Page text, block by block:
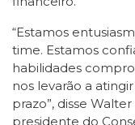
“Estamos
time. Estamos
habilidades
nos levarão a
prazo”, disse
presidente do